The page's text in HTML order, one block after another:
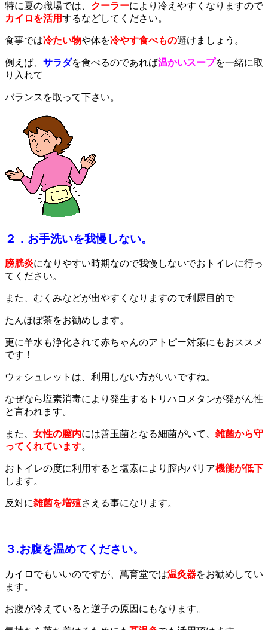
特に夏の職場では、 クーラーにより冷えやすくなりますので
カイロを活用するなどしてください。
食事では冷たい物や体を冷やす食べもの避けましょう。
例えば、 サラダを食べるのであれば温かいスープを一緒に取
り入れて
バランスを取って下さい。
２．お手洗いを我慢しない。
膀胱炎になりやすい時期なので我慢しないでおトイレに行っ
てください。
また、むくみなどが出やすくなりますので利尿目的で
たんぽぽ茶をお勧めします。
更に羊水も浄化されて赤ちゃんのアトピー対策にもおススメ
です！
ウォシュレットは、利用しない方がいいですね。
なぜなら塩素消毒により発生するトリハロメタンが発がん性
と言われます。
また、 女性の膣内には善玉菌となる細菌がいて、 雑菌から守
ってくれています。
おトイレの度に利用すると塩素により膣内バリア機能が低下
します。
反対に雑菌を増殖さえる事になります。
３.お腹を温めてください。
カイロでもいいのですが、萬育堂では温灸器をお勧めしてい
ます。
お腹が冷えていると逆子の原因にもなります。